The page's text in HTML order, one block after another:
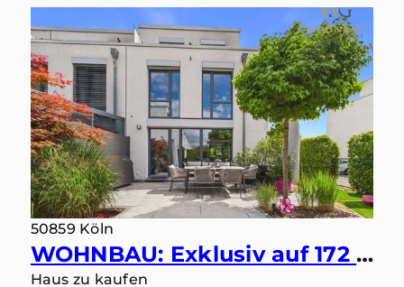
50859 Köln
WOHNBAU: Exklusiv auf 172 m² wohnen in Widdersdorf – Neubau mit Preisvorteil durch Erbbaurecht
Haus zu kaufen